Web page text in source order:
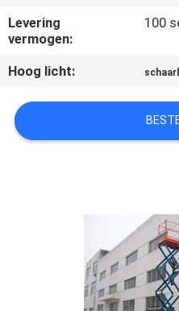
NIEUWS
VRAAG
OFFERTE
PRIVACYBELEID
Levering
vermogen:
100
Hoog licht: